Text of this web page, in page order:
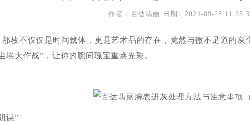
作者：百达翡丽 日期：2024-09-28
不仅仅是时间载体，更是艺术品的存在，竟然与微不足道的灰
埃大作战”，让你的腕间瑰宝重焕光彩。
谋”